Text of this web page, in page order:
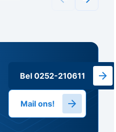
Bel 0252-210611
Mail ons!